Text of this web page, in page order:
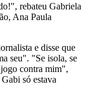
rebateu Gabriela
Ana Paula
e disse que
seu". "Se isola, se
contra mim",
só estava